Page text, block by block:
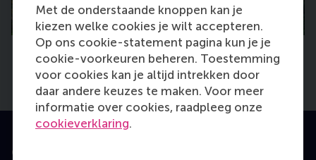
Met de onderstaande knoppen kan je
kiezen welke cookies je wilt accepteren.
Op ons cookie-statement pagina kun je je
cookie-voorkeuren beheren. Toestemming
voor cookies kan je altijd intrekken door
daar andere keuzes te maken. Voor meer
informatie over cookies, raadpleeg onze
cookieverklaring.
Geaccrediteerd door